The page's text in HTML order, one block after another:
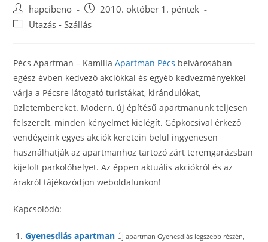
Post
author:
hapcibeno
Post
published:
2010. október 1. péntek
PostUtazás - Szállás
Pécs Apartman – KamillaApartman Pécs belvárosában
egész évben kedvező akciókkal és egyéb kedvezményekkel
várja a Pécsre látogató turistákat, kirándulókat,
üzletembereket. Modern, új építésű apartmanunk teljesen
felszerelt, minden kényelmet kielégít. Gépkocsival érkező
vendégeink egyes akciók keretein belül ingyenesen
használhatják az apartmanhoz tartozó zárt teremgarázsban
kijelölt parkolóhelyet. Az éppen aktuális akciókról és az
árakról tájékozódjon weboldalunkon!
Kapcsolódó:
Gyenesdiás apartman Új apartman Gyenesdiás legszebb részén,